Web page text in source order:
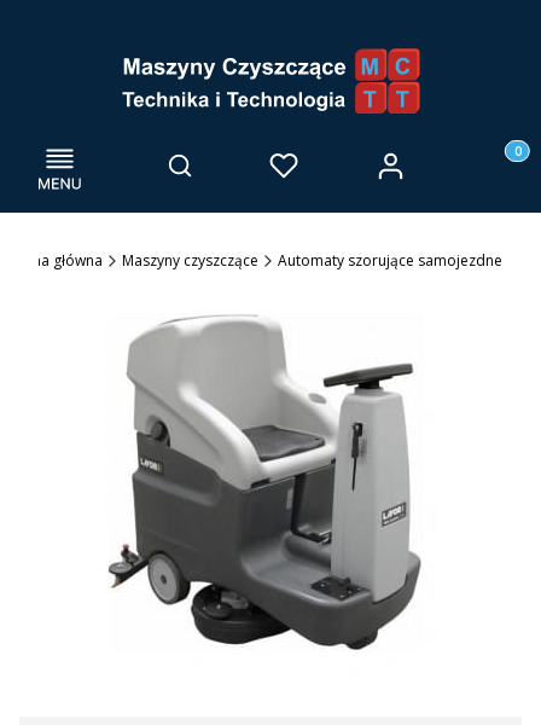
Menu Otwórz wyszukiwarkę
Szukaj Ulubione Zaloguj się
Strona główna Maszyny czyszczące Automaty szorujące samojezdne